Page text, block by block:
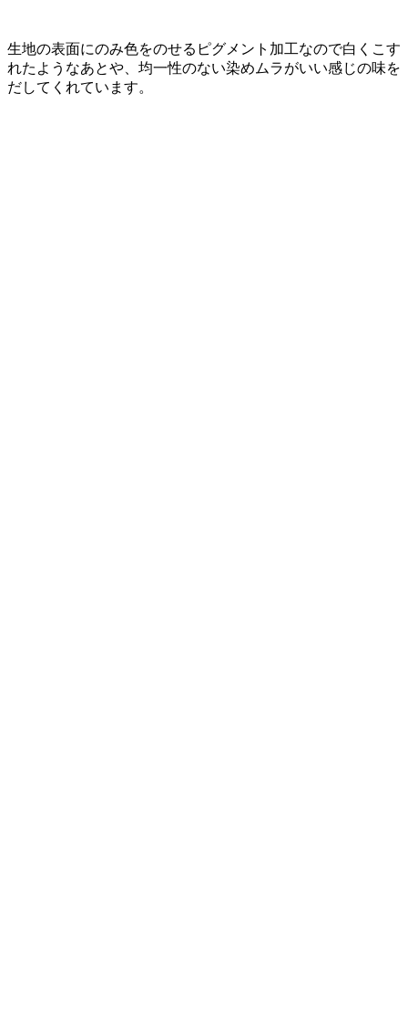
生地の表面にのみ色をのせるピグメント加工なので白くこす
れたようなあとや、均一性のない染めムラがいい感じの味を
だしてくれています。